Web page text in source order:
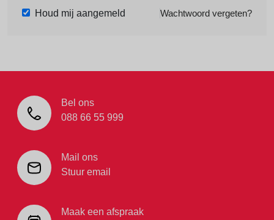
Houd mij aangemeld Wachtwoord vergeten?
Bel ons
088 66 55 999
Mail ons
Stuur email
Maak een afspraak